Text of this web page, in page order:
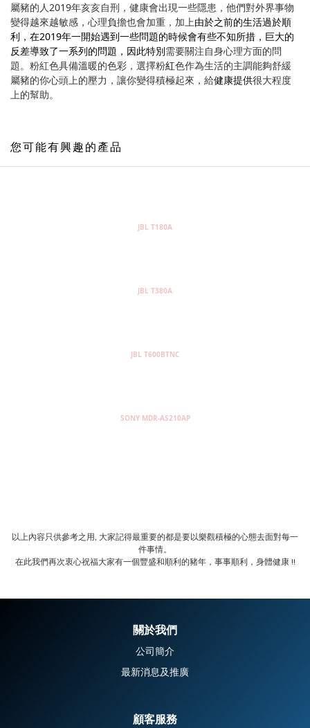
屬豬的人2019年亥亥自刑，健康會出現一些隱患，他們對外界事物
變得越來越敏感，心理負擔也會加重，加上由於之前的生活過於順
利，在2019年一開始遇到一些問題的時候會有些不知所措，巨大的
反差導致了一系列的問題 ，因此特別需要關注自身心理方面的問
題。粉紅色具備溫暖的色彩，選擇粉紅色作為生活的主調能夠舒緩
屬豬的你心頭上的壓力，讓你變得積極起來，給健康提供很大程度
上的幫助。
您可能有興趣的產品
JBL T180A
JBL T380A
JBL T600BTNC
SONY MDR-AS210AP
以上內容只供參考之用, 大家記得最重要的都是要以樂觀積極的心態去面對每一
件事情。
在此我們再次衷心祝福大家有一個豐盛和順利的豬年，事事順利，身體健康 !!
關於我們
公司簡介
最新消息及推廣
顧客服務